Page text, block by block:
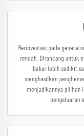
Berinvestasi pada
rendah. Dirancang untuk
bakar lebih sedikit
menghasilkan
menjadikannya pilihan
pengeluaran